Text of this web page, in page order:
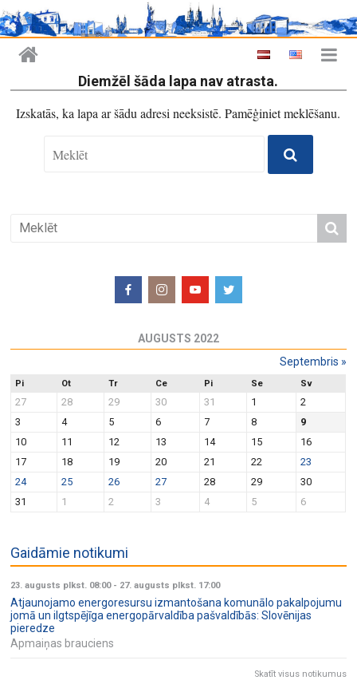
Diemžēl šāda lapa nav atrasta.
Izskatās, ka lapa ar šādu adresi neeksistē. Pamēģiniet meklēšanu.
AUGUSTS 2022
Septembris »
Pi Ot Tr Ce Pi Se Sv
27 28 29 30 31 1
2
3
4 5 6 7 8
9
10
11 12 13 14 15
16
17
18 19 20 21 22
23
24
25 26 27 28 29
30
31
1 2 3 4 5 6
Gaidāmie notikumi
23. augusts plkst. 08:00- 27. augusts plkst. 17:00
Atjaunojamo energoresursu izmantošana komunālo pakalpojumu
jomā un ilgtspējīga energopārvaldība pašvaldībās: Slovēnijas
pieredze
Apmaiņas brauciens
Skatīt visus notikumus